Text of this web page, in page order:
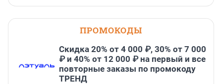
ПРОМОКОДЫ
Скидка 20% от 4 000 ₽, 30% от 7 000
₽ и 40% от 12 000 ₽ на первый и все
повторные заказы по промокоду
ТРЕНД